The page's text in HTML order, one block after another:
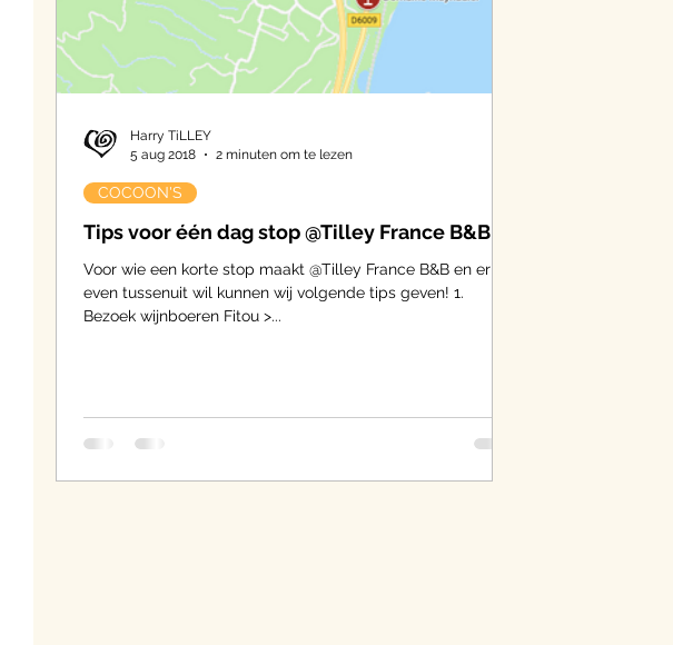
Tips voor één dag stop @Tilley France B&B
Voor wie een korte stop maakt @Tilley France B&B en er
even tussenuit wil kunnen wij volgende tips geven! 1.
Bezoek wijnboeren Fitou >...
COCOON'S
Harry TiLLEY
5 aug 2018
2 minuten om te lezen